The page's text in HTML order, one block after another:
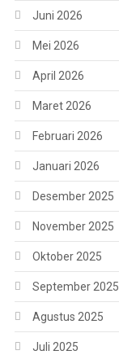
Juni 2026
Mei 2026
April 2026
Maret 2026
Februari 2026
Januari 2026
Desember 2025
November 2025
Oktober 2025
September 2025
Agustus 2025
Juli 2025